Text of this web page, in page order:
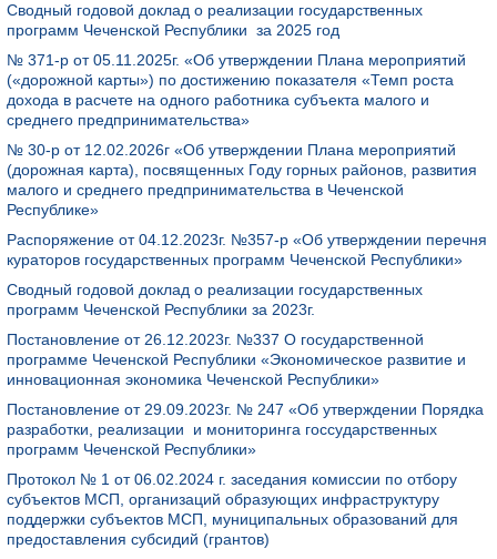
Сводный годовой доклад о реализации государственных
программ Чеченской Республики за 2025 год
№ 371-р от 05.11.2025г. «Об утверждении Плана мероприятий
(«дорожной карты») по достижению показателя «Темп роста
дохода в расчете на одного работника субъекта малого и
среднего предпринимательства»
№ 30-р от 12.02.2026г «Об утверждении Плана мероприятий
(дорожная карта), посвященных Году горных районов, развития
малого и среднего предпринимательства в Чеченской
Республике»
Распоряжение от 04.12.2023г. №357-р «Об утверждении перечня
кураторов государственных программ Чеченской Республики»
Сводный годовой доклад о реализации государственных
программ Чеченской Республики за 2023г.
Постановление от 26.12.2023г. №337 О государственной
программе Чеченской Республики «Экономическое развитие и
инновационная экономика Чеченской Республики»
Постановление от 29.09.2023г. № 247 «Об утверждении Порядка
разработки, реализации и мониторинга госсударственных
программ Чеченской Республики»
Протокол № 1 от 06.02.2024 г. заседания комиссии по отбору
субъектов МСП, организаций образующих инфраструктуру
поддержки субъектов МСП, муниципальных образований для
предоставления субсидий (грантов)